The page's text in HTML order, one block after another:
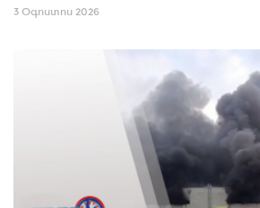
3 Օգոստոս 2026